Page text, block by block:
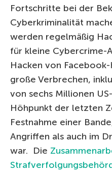
Fortschritte bei der
Cyberkriminalität
werden regelmäßig
für kleine Cybercrime-
Hacken von
große Verbrechen,
von sechs Millionen
Höhpunkt der letzten
Festnahme einer
Angriffen als auch im
war. Die